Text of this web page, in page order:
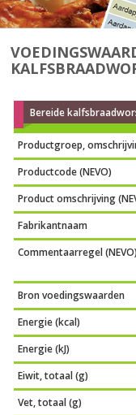
Bereide
Productgroep,
Productcode (NEVO)
Product omschrijving
Fabrikantnaam
Commentaarregel (NEVO)
Bron voedingswaarden
Energie (kcal)
Energie (kJ)
Eiwit, totaal (g)
Vet, totaal (g)